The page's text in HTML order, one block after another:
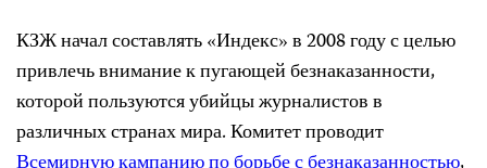
КЗЖ начал составлять «Индекс» в 2008 году с целью
привлечь внимание к пугающей безнаказанности,
которой пользуются убийцы журналистов в
различных странах мира. Комитет проводит